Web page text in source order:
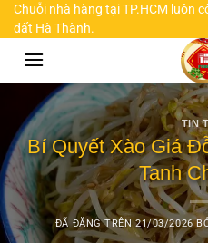
Chuyển
đến
Chuỗi nhà hàng tại TP.HCM luôn
đất Hà Thành.
TIN
Bí Quyết Xào Giá
Tanh
ĐÃ ĐĂNG TRÊN21/03/2026